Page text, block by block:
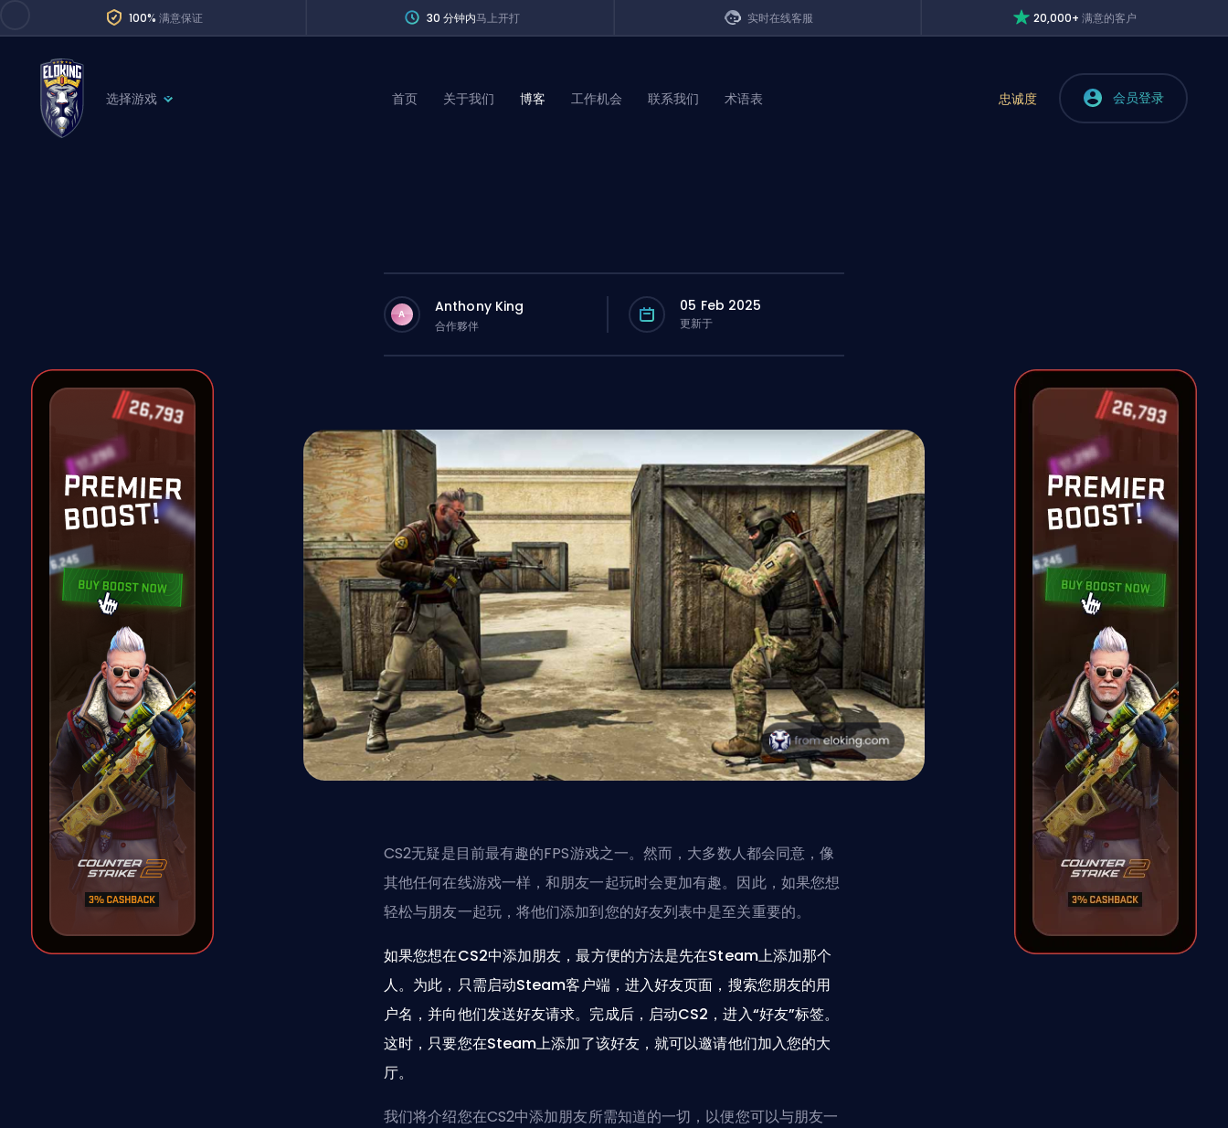
100% 满意保证 30 分钟内马上开打 实时在线客服 20,000+满意的客户
选择游戏
Path of Exile 2
首页 关于我们 博客 工作机会 联系我们 术语表 忠诚度 会员登录
A Anthony King
合作夥伴
05 Feb 2025
更新于
CS2无疑是目前最有趣的FPS游戏之一。然而，大多数人都会同意，像
其他任何在线游戏一样，和朋友一起玩时会更加有趣。因此，如果您想
轻松与朋友一起玩，将他们添加到您的好友列表中是至关重要的。
如果您想在CS2中添加朋友，最方便的方法是先在Steam上添加那个
人。为此，只需启动Steam客户端，进入好友页面，搜索您朋友的用
户名，并向他们发送好友请求。完成后，启动CS2，进入“好友”标签。
这时，只要您在Steam上添加了该好友，就可以邀请他们加入您的大
厅。
我们将介绍您在CS2中添加朋友所需知道的一切，以便您可以与朋友一